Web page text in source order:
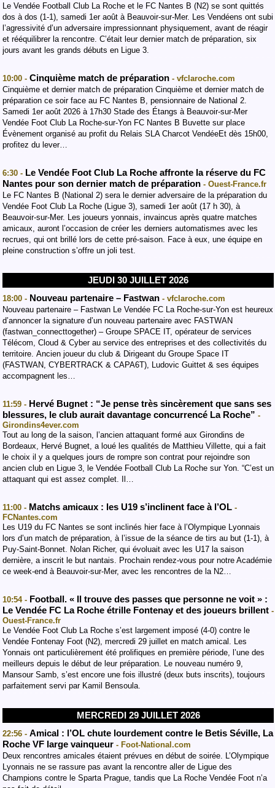
Le Vendée Football Club La Roche et le FC Nantes B (N2) se sont quittés
dos à dos (1-1), samedi 1er août à Beauvoir-sur-Mer. Les Vendéens ont subi
l’agressivité d’un adversaire impressionnant physiquement, avant de réagir
et rééquilibrer la rencontre. C’était leur dernier match de préparation, six
jours avant les grands débuts en Ligue 3.
10:00 - Cinquième match de préparation - vfclaroche.com
Cinquième et dernier match de préparation Cinquième et dernier match de
préparation ce soir face au FC Nantes B, pensionnaire de National 2.
Samedi 1er août 2026 à 17h30 Stade des Étangs à Beauvoir-sur-Mer
Vendée Foot Club La Roche-sur-Yon FC Nantes B Buvette sur place
Évènement organisé au profit du Relais SLA Charcot VendéeEt dès 15h00,
profitez du lever…
6:30 - Le Vendée Foot Club La Roche affronte la réserve du FC
Nantes pour son dernier match de préparation - Ouest-France.fr
Le FC Nantes B (National 2) sera le dernier adversaire de la préparation du
Vendée Foot Club La Roche (Ligue 3), samedi 1er août (17 h 30), à
Beauvoir-sur-Mer. Les joueurs yonnais, invaincus après quatre matches
amicaux, auront l’occasion de créer les derniers automatismes avec les
recrues, qui ont brillé lors de cette pré-saison. Face à eux, une équipe en
pleine construction s’offre un joli test.
JEUDI 30 JUILLET 2026
18:00 - Nouveau partenaire – Fastwan - vfclaroche.com
Nouveau partenaire – Fastwan Le Vendée FC La Roche-sur-Yon est heureux
d’annoncer la signature d’un nouveau partenaire avec FASTWAN
(fastwan_connecttogether) – Groupe SPACE IT, opérateur de services
Télécom, Cloud & Cyber au service des entreprises et des collectivités du
territoire. Ancien joueur du club & Dirigeant du Groupe Space IT
(FASTWAN, CYBERTRACK & CAPA6T), Ludovic Guittet & ses équipes
accompagnent les…
11:59 - Hervé Bugnet : “Je pense très sincèrement que sans ses
blessures, le club aurait davantage concurrencé La Roche” -
Girondins4ever.com
Tout au long de la saison, l’ancien attaquant formé aux Girondins de
Bordeaux, Hervé Bugnet, a loué les qualités de Matthieu Villette, qui a fait
le choix il y a quelques jours de rompre son contrat pour rejoindre son
ancien club en Ligue 3, le Vendée Football Club La Roche sur Yon. “C’est un
attaquant qui est assez complet. Il…
11:00 - Matchs amicaux : les U19 s’inclinent face à l’OL -
FCNantes.com
Les U19 du FC Nantes se sont inclinés hier face à l’Olympique Lyonnais
lors d’un match de préparation, à l’issue de la séance de tirs au but (1-1), à
Puy-Saint-Bonnet. Nolan Richer, qui évoluait avec les U17 la saison
dernière, a inscrit le but nantais. Prochain rendez-vous pour notre Académie
ce week-end à Beauvoir-sur-Mer, avec les rencontres de la N2…
10:54 - Football. « Il trouve des passes que personne ne voit » :
Le Vendée FC La Roche étrille Fontenay et des joueurs brillent -
Ouest-France.fr
Le Vendée Foot Club La Roche s’est largement imposé (4-0) contre le
Vendée Fontenay Foot (N2), mercredi 29 juillet en match amical. Les
Yonnais ont particulièrement été prolifiques en première période, l’une des
meilleurs depuis le début de leur préparation. Le nouveau numéro 9,
Mansour Samb, s’est encore une fois illustré (deux buts inscrits), toujours
parfaitement servi par Kamil Bensoula.
MERCREDI 29 JUILLET 2026
22:56 - Amical : l’OL chute lourdement contre le Betis Séville, La
Roche VF large vainqueur - Foot-National.com
Deux rencontres amicales étaient prévues en début de soirée. L’Olympique
Lyonnais ne se rassure pas avant la rencontre aller de Ligue des
Champions contre le Sparta Prague, tandis que La Roche Vendée Foot n’a